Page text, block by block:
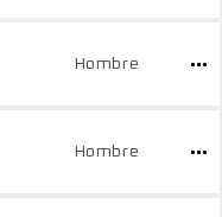
Hombre
Hombre